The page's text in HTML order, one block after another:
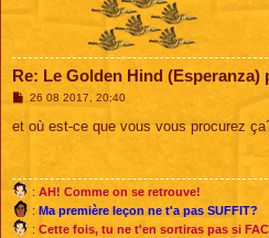
Re: Le Golden Hind (Esperanza)
M
s
26 08 2017, 20:40
et où est-ce que vous vous procurez
: AH! Comme on se retrouve!
: Ma première leçon ne t'a pas SUFFIT?
: Cette fois, tu ne t'en sortiras pas si